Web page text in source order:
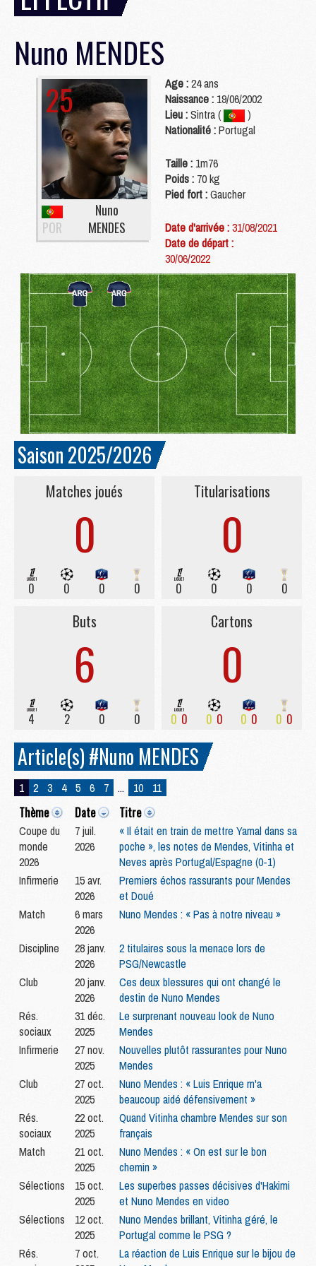
Nuno MENDES
25
POR
Nuno
MENDES
Age :24 ans
Naissance : 19/06/2002
Lieu :Sintra (
)
Nationalité :Portugal
Taille : 1m76
Poids : 70 kg
Pied fort :Gaucher
Date d'arrivée :31/08/2021
Date de départ :
30/06/2022
Saison 2025/2026
Matches joués
0
0 0 0 0
Titularisations
0
0 0 0 0
Buts
6
4 2 0 0
Cartons
0
0 0 0 0 0 0 0 0
Article(s) #Nuno MENDES
1 2 3 4 5 6 7 ... 10 11
Thème Date Titre
Coupe du
monde
2026
7 juil.
2026
« Il était en train de mettre Yamal dans sa
poche », les notes de Mendes, Vitinha et
Neves après Portugal/Espagne (0-1)
Infirmerie
15 avr.
2026
Premiers échos rassurants pour Mendes
et Doué
Match
6 mars
2026
Nuno Mendes : « Pas à notre niveau »
Discipline
28 janv.
2026
2 titulaires sous la menace lors de
PSG/Newcastle
Club
20 janv.
2026
Ces deux blessures qui ont changé le
destin de Nuno Mendes
Rés.
sociaux
31 déc.
2025
Le surprenant nouveau look de Nuno
Mendes
Infirmerie
27 nov.
2025
Nouvelles plutôt rassurantes pour Nuno
Mendes
Club
27 oct.
2025
Nuno Mendes : « Luis Enrique m'a
beaucoup aidé défensivement »
Rés.
sociaux
22 oct.
2025
Quand Vitinha chambre Mendes sur son
français
Match
21 oct.
2025
Nuno Mendes : « On est sur le bon
chemin »
Sélections
15 oct.
2025
Les superbes passes décisives d'Hakimi
et Nuno Mendes en video
Sélections
12 oct.
2025
Nuno Mendes brillant, Vitinha géré, le
Portugal comme le PSG ?
Rés.
7 oct.
La réaction de Luis Enrique sur le bijou de